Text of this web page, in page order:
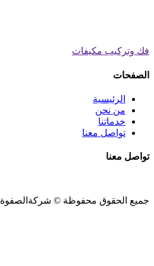
فك وتركيب مكيفات
الصفحات
الرئيسية
من نحن
خدماتنا
تواصل معنا
تواصل معنا
جميع الحقوق محفوظة © شركةالصفوة